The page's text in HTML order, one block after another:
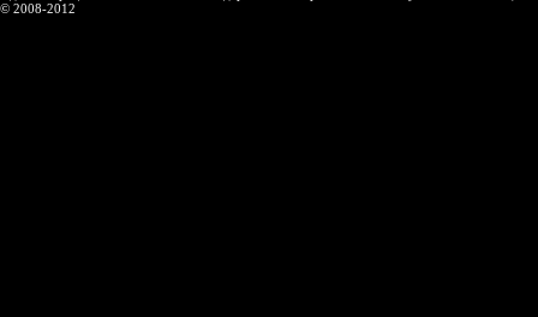
© 2008-2012